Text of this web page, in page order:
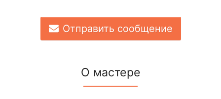
Отправить сообщение
О мастере